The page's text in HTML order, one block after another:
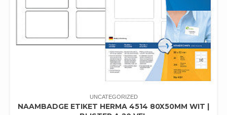
UNCATEGORIZED
NAAMBADGE ETIKET HERMA 4514 80X50MM WIT |